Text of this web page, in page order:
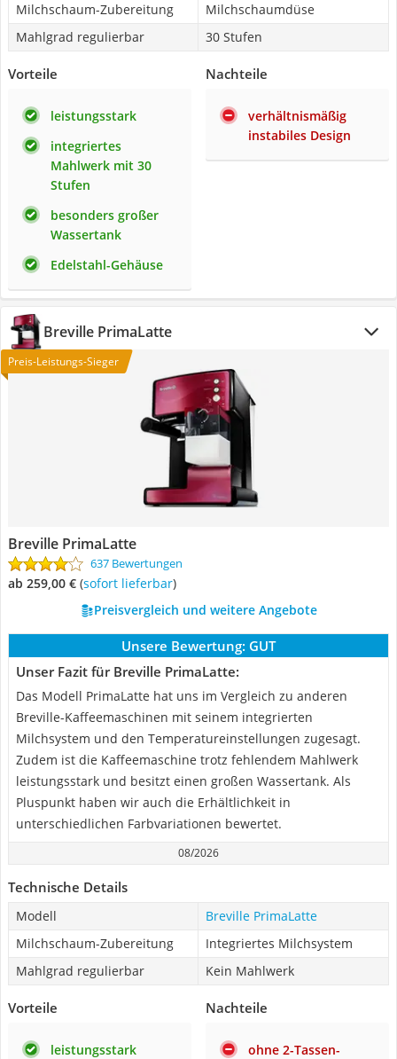
Milchschaum-Zubereitung
Milchschaumdüse
Mahlgrad regulierbar
30 Stufen
Vorteile
leistungsstark
integriertes
Mahlwerk mit 30
Stufen
besonders großer
Wassertank
Edelstahl-Gehäuse
Nachteile
verhältnismäßig
instabiles Design
Breville PrimaLatte
Preis-Leistungs-Sieger
Breville PrimaLatte
637 Bewertungen
ab 259,00 € ( Sofort lieferbar)
Preisvergleich und weitere Angebote
Unsere Bewertung: GUT
Unser Fazit für Breville PrimaLatte:
Das Modell PrimaLatte hat uns im Vergleich zu anderen
Breville-Kaffeemaschinen mit seinem integrierten
Milchsystem und den Temperatureinstellungen zugesagt.
Zudem ist die Kaffeemaschine trotz fehlendem Mahlwerk
leistungsstark und besitzt einen großen Wassertank. Als
Pluspunkt haben wir auch die Erhältlichkeit in
unterschiedlichen Farbvariationen bewertet.
08/2026
Technische Details
Modell
Breville PrimaLatte
Milchschaum-Zubereitung
Integriertes Milchsystem
Mahlgrad regulierbar
Kein Mahlwerk
Vorteile
leistungsstark
Nachteile
ohne 2-Tassen-